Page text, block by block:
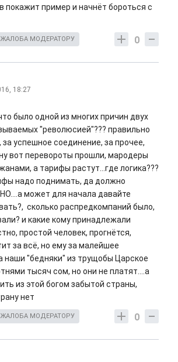
покажит пример и начнёт бороться с
0
ЖАЛОБА МОДЕРАТОРУ
18:27
было одной из многих причин двух
"революсией"??? правильно
успешное соединение, за прочее,
вот перевороты прошли, мародеры
а тарифы растут...где логика???
надо поднимать, да должно
может для начала давайте
сколько распредкомпаний было,
и какие кому принадлежали
простой человек, прогнётся,
за всё, но ему за малейшее
наши "бедняки" из трущобы Царское
тысяч сом, но они не платят....а
из этой богом забытой страны,
нет
0
ЖАЛОБА МОДЕРАТОРУ